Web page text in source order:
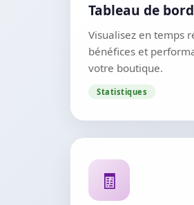
Tableau de bord
Visualisez en temps
bénéfices et
votre boutique.
Statistiques
🧾